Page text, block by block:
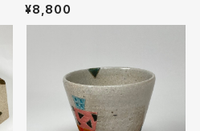
¥8,800